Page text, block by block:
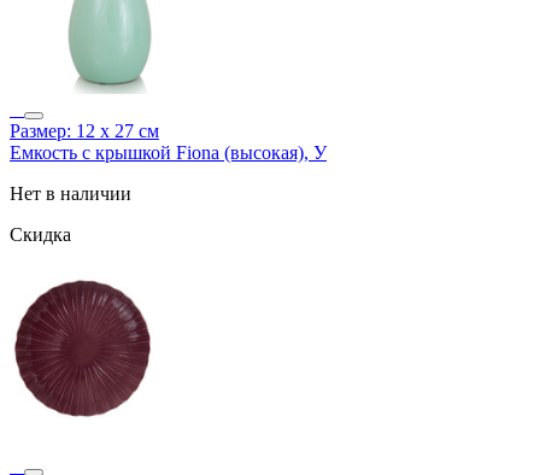
Размер: 12 х 27 см
Емкость с крышкой Fiona (высокая), У
Нет в наличии
Скидка